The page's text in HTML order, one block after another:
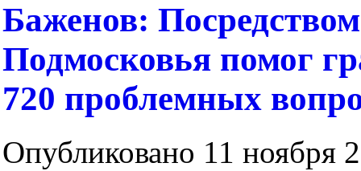
Баженов:
Подмосковья помог
720 проблемных
Опубликовано 11 ноября